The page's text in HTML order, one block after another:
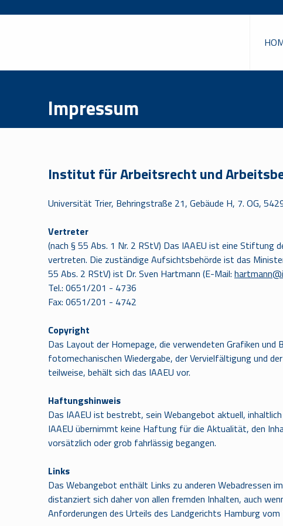
Impressum
Institut für Arbeitsrecht und
Universität Trier, Behringstraße 21, Gebäude H, 7. OG,
Vertreter
(nach § 55 Abs. 1 Nr. 2 RStV) Das IAAEU ist eine Stiftung
vertreten. Die zuständige Aufsichtsbehörde ist das
55 Abs. 2 RStV) ist Dr. Sven Hartmann (E-Mail:
Tel.: 0651/201 - 4736
Fax: 0651/201 - 4742
Copyright
Das Layout der Homepage, die verwendeten Grafiken und
fotomechanischen Wiedergabe, der Vervielfältigung und
teilweise, behält sich das IAAEU vor.
Haftungshinweis
Das IAAEU ist bestrebt, sein Webangebot aktuell,
IAAEU übernimmt keine Haftung für die Aktualität, den
vorsätzlich oder grob fahrlässig begangen.
Links
Das Webangebot enthält Links zu anderen Webadressen
distanziert sich daher von allen fremden Inhalten, auch
Anforderungen des Urteils des Landgerichts Hamburg